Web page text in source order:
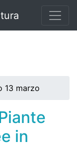
13 marzo
in